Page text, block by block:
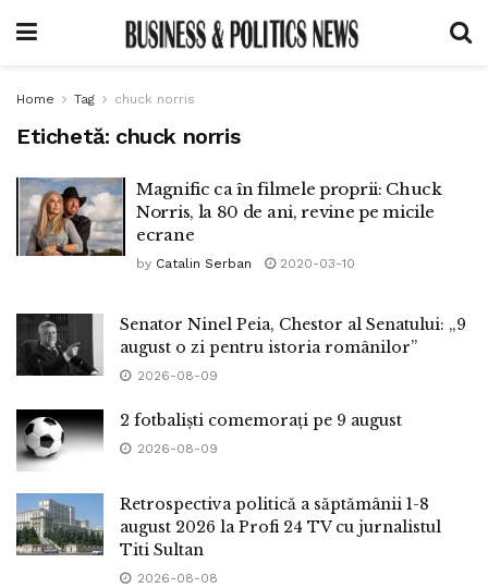
Home Tag chuck norris
Etichetă: chuck norris
Magnific ca în filmele proprii: Chuck
Norris, la 80 de ani, revine pe micile
ecrane
by Catalin Serban 2020-03-10
Senator Ninel Peia, Chestor al Senatului: „9
august o zi pentru istoria românilor”
2026-08-09
2 fotbaliști comemorați pe 9 august
2026-08-09
Retrospectiva politică a săptămânii 1-8
august 2026 la Profi 24 TV cu jurnalistul
Titi Sultan
2026-08-08